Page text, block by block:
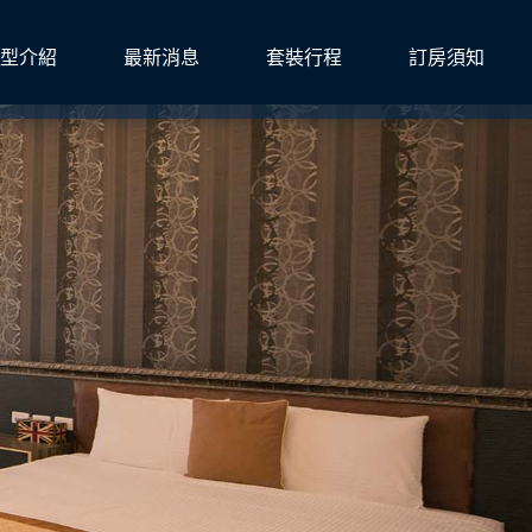
介紹 最新消息 套裝行程 訂房須知